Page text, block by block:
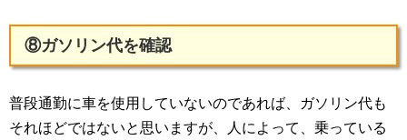
⑧ガソリン代を確認
普段通勤に車を使用していないのであれば、ガソリン代も
それほどではないと思いますが、人によって、乗っている